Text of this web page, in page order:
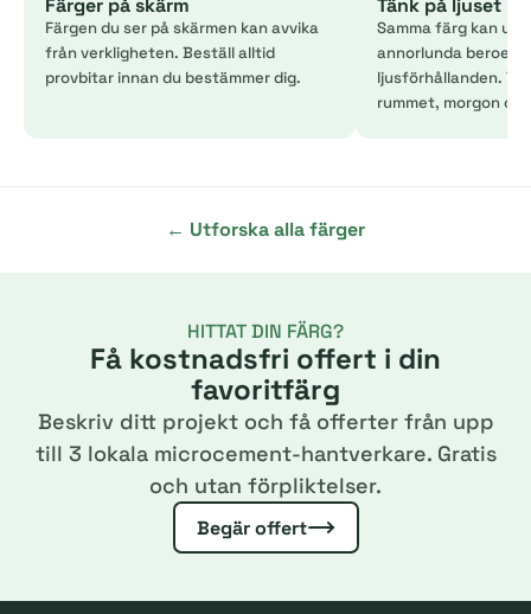
Färger på skärm
Färgen du ser på skärmen kan avvika
från verkligheten. Beställ alltid
provbitar innan du bestämmer dig.
Tänk på ljuset
Samma färg kan
annorlunda
ljusförhållanden.
rummet, morgon
← Utforska alla färger
HITTAT DIN FÄRG?
Få kostnadsfri offert i din
favoritfärg
Beskriv ditt projekt och få offerter från upp
till 3 lokala microcement-hantverkare. Gratis
och utan förpliktelser.
Begär offert